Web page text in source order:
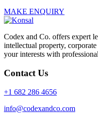
MAKE ENQUIRY
Codex and Co. offers expert
intellectual property,
your interests with
Contact Us
+1 682 286 4656
info@codexandco.com